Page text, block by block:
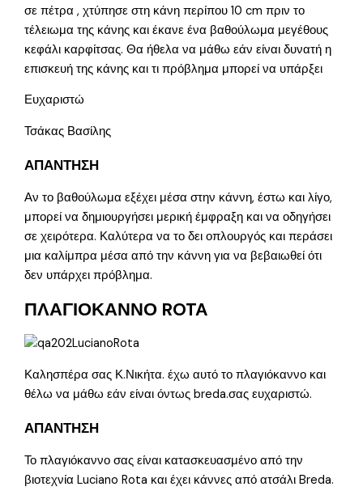
σε πέτρα , χτύπησε στη κάνη περίπου 10 cm πριν το
τέλειωμα της κάνης και έκανε ένα βαθούλωμα μεγέθους
κεφάλι καρφίτσας. Θα ήθελα να μάθω εάν είναι δυνατή η
επισκευή της κάνης και τι πρόβλημα μπορεί να υπάρξει
Ευχαριστώ
Τσάκας Βασίλης
ΑΠΑΝΤΗΣΗ
Αν το βαθούλωμα εξέχει μέσα στην κάννη, έστω και λίγο,
μπορεί να δημιουργήσει μερική έμφραξη και να οδηγήσει
σε χειρότερα. Καλύτερα να το δει οπλουργός και περάσει
μια καλίμπρα μέσα από την κάννη για να βεβαιωθεί ότι
δεν υπάρχει πρόβλημα.
ΠΛΑΓΙΟΚΑΝΝΟ ROTA
Καλησπέρα σας Κ.Νικήτα. έχω αυτό το πλαγιόκαννο και
θέλω να μάθω εάν είναι όντως breda.σας ευχαριστώ.
ΑΠΑΝΤΗΣΗ
Το πλαγιόκαννο σας είναι κατασκευασμένο από την
βιοτεχνία Luciano Rota και έχει κάννες από ατσάλι Breda.